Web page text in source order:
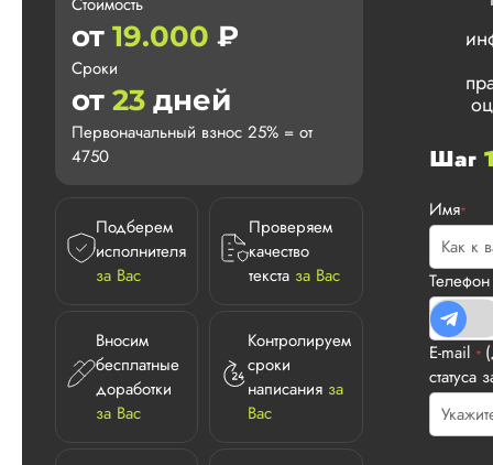
от 19.000 ₽
Сроки
от 23 дней
Первоначальный взнос 25% = от
4750
Подберем
исполнителя
за Вас
Проверяем
качество
текста за Вас
Вносим
бесплатные
доработки
за Вас
Контролируем
сроки
написания за
Вас
Шаг
Имя*
E-mail *
статуса